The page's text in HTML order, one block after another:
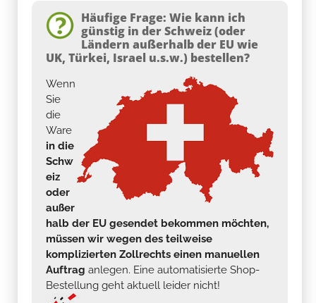
Häufige Frage: Wie kann ich
günstig in der Schweiz (oder
Ländern außerhalb der EU wie
UK, Türkei, Israel u.s.w.) bestellen?
Wenn
Sie
die
Ware
in die
Schw
eiz
oder
außer
halb der EU gesendet bekommen möchten,
müssen wir wegen des teilweise
komplizierten Zollrechts einen manuellen
Auftrag anlegen. Eine automatisierte Shop-
Bestellung geht aktuell leider nicht!